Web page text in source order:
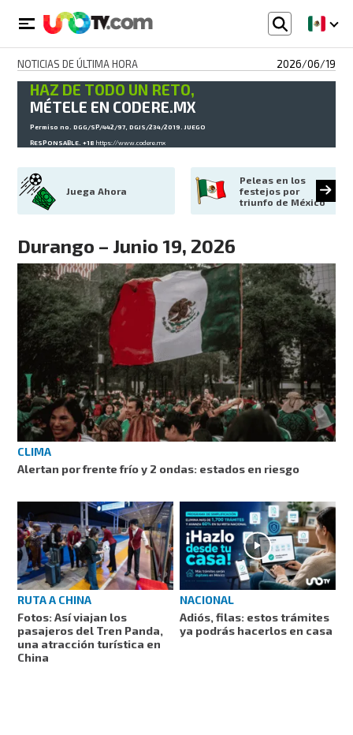
NOTICIAS DE ÚLTIMA HORA 2026/06/19
HAZ DE TODO UN RETO,
MÉTELE EN CODERE.MX
Permiso no. DGG/SP/442/97, DGJS/234/2019. JUEGO
RESPONSABLE. +18https://www.codere.mx
Juega Ahora
Peleas en los
festejos por
triunfo de México
Durango – Junio 19, 2026
CLIMA
Alertan por frente frío y 2 ondas: estados en riesgo
RUTA A CHINA
Fotos: Así viajan los
pasajeros del Tren Panda,
una atracción turística en
China
NACIONAL
Adiós, filas: estos trámites
ya podrás hacerlos en casa